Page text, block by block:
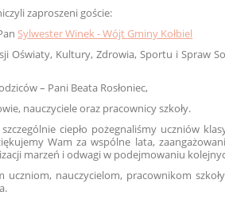
zaproszeni goście:
Sylwester Winek - Wójt Gminy Kołbiel
Oświaty, Kultury, Zdrowia, Sportu i Spraw
– Pani Beata Rosłoniec,
nauczyciele oraz pracownicy szkoły.
ciepło pożegnaliśmy uczniów
Wam za wspólne lata,
marzeń i odwagi w podejmowaniu
uczniom, nauczycielom, pracownikom